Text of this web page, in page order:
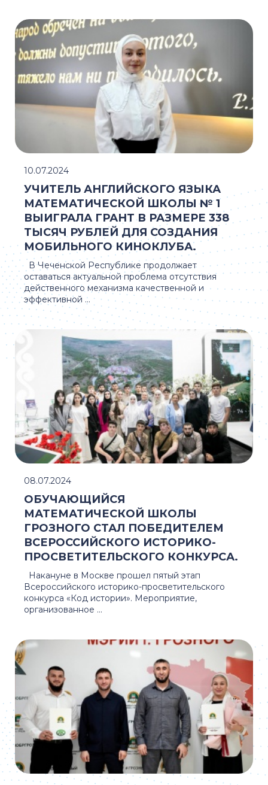
В Чеченской Республике продолжает
оставаться актуальной проблема отсутствия
действенного механизма качественной и
эффективной ...
УЧИТЕЛЬ АНГЛИЙСКОГО ЯЗЫКА
МАТЕМАТИЧЕСКОЙ ШКОЛЫ № 1
ВЫИГРАЛА ГРАНТ В РАЗМЕРЕ 338
ТЫСЯЧ РУБЛЕЙ ДЛЯ СОЗДАНИЯ
МОБИЛЬНОГО КИНОКЛУБА.
10.07.2024
Накануне в Москве прошел пятый этап
Всероссийского историко-просветительского
конкурса «Код истории». Мероприятие,
организованное ...
ОБУЧАЮЩИЙСЯ
МАТЕМАТИЧЕСКОЙ ШКОЛЫ
ГРОЗНОГО СТАЛ ПОБЕДИТЕЛЕМ
ВСЕРОССИЙСКОГО ИСТОРИКО-
ПРОСВЕТИТЕЛЬСКОГО КОНКУРСА.
08.07.2024